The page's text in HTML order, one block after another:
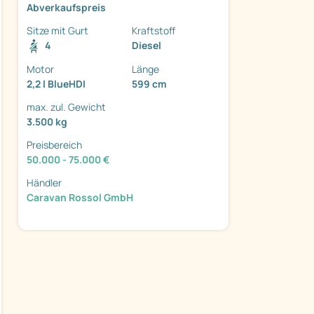
Abverkaufspreis
Sitze mit Gurt
4
Kraftstoff
Diesel
Motor
2,2 l BlueHDI
Länge
599 cm
max. zul. Gewicht
3.500 kg
Preisbereich
50.000 - 75.000 €
Händler
Caravan Rossol GmbH